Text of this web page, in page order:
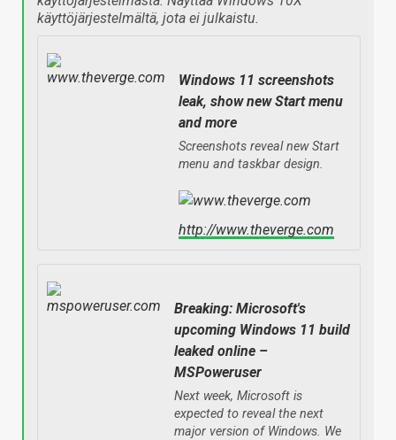
käyttöjärjestelmältä, jota ei julkaistu.
Windows 11 screenshots
leak, show new Start menu
and more
Screenshots reveal new Start
menu and taskbar design.
http://www.theverge.com
Breaking: Microsoft's
upcoming Windows 11 build
leaked online –
MSPoweruser
Next week, Microsoft is
expected to reveal the next
major version of Windows. We